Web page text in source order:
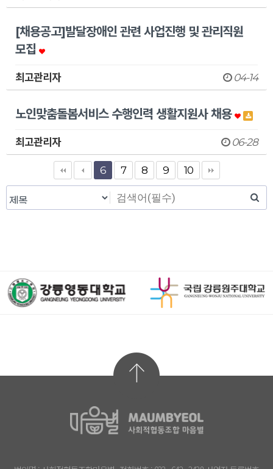
[채용공고]발달장애인 관련 사업진행 및 관리직원
모집
최고관리자 04-14
노인맞춤돌봄서비스 수행인력 생활지원사 채용
최고관리자 06-28
6 7 8 9 10